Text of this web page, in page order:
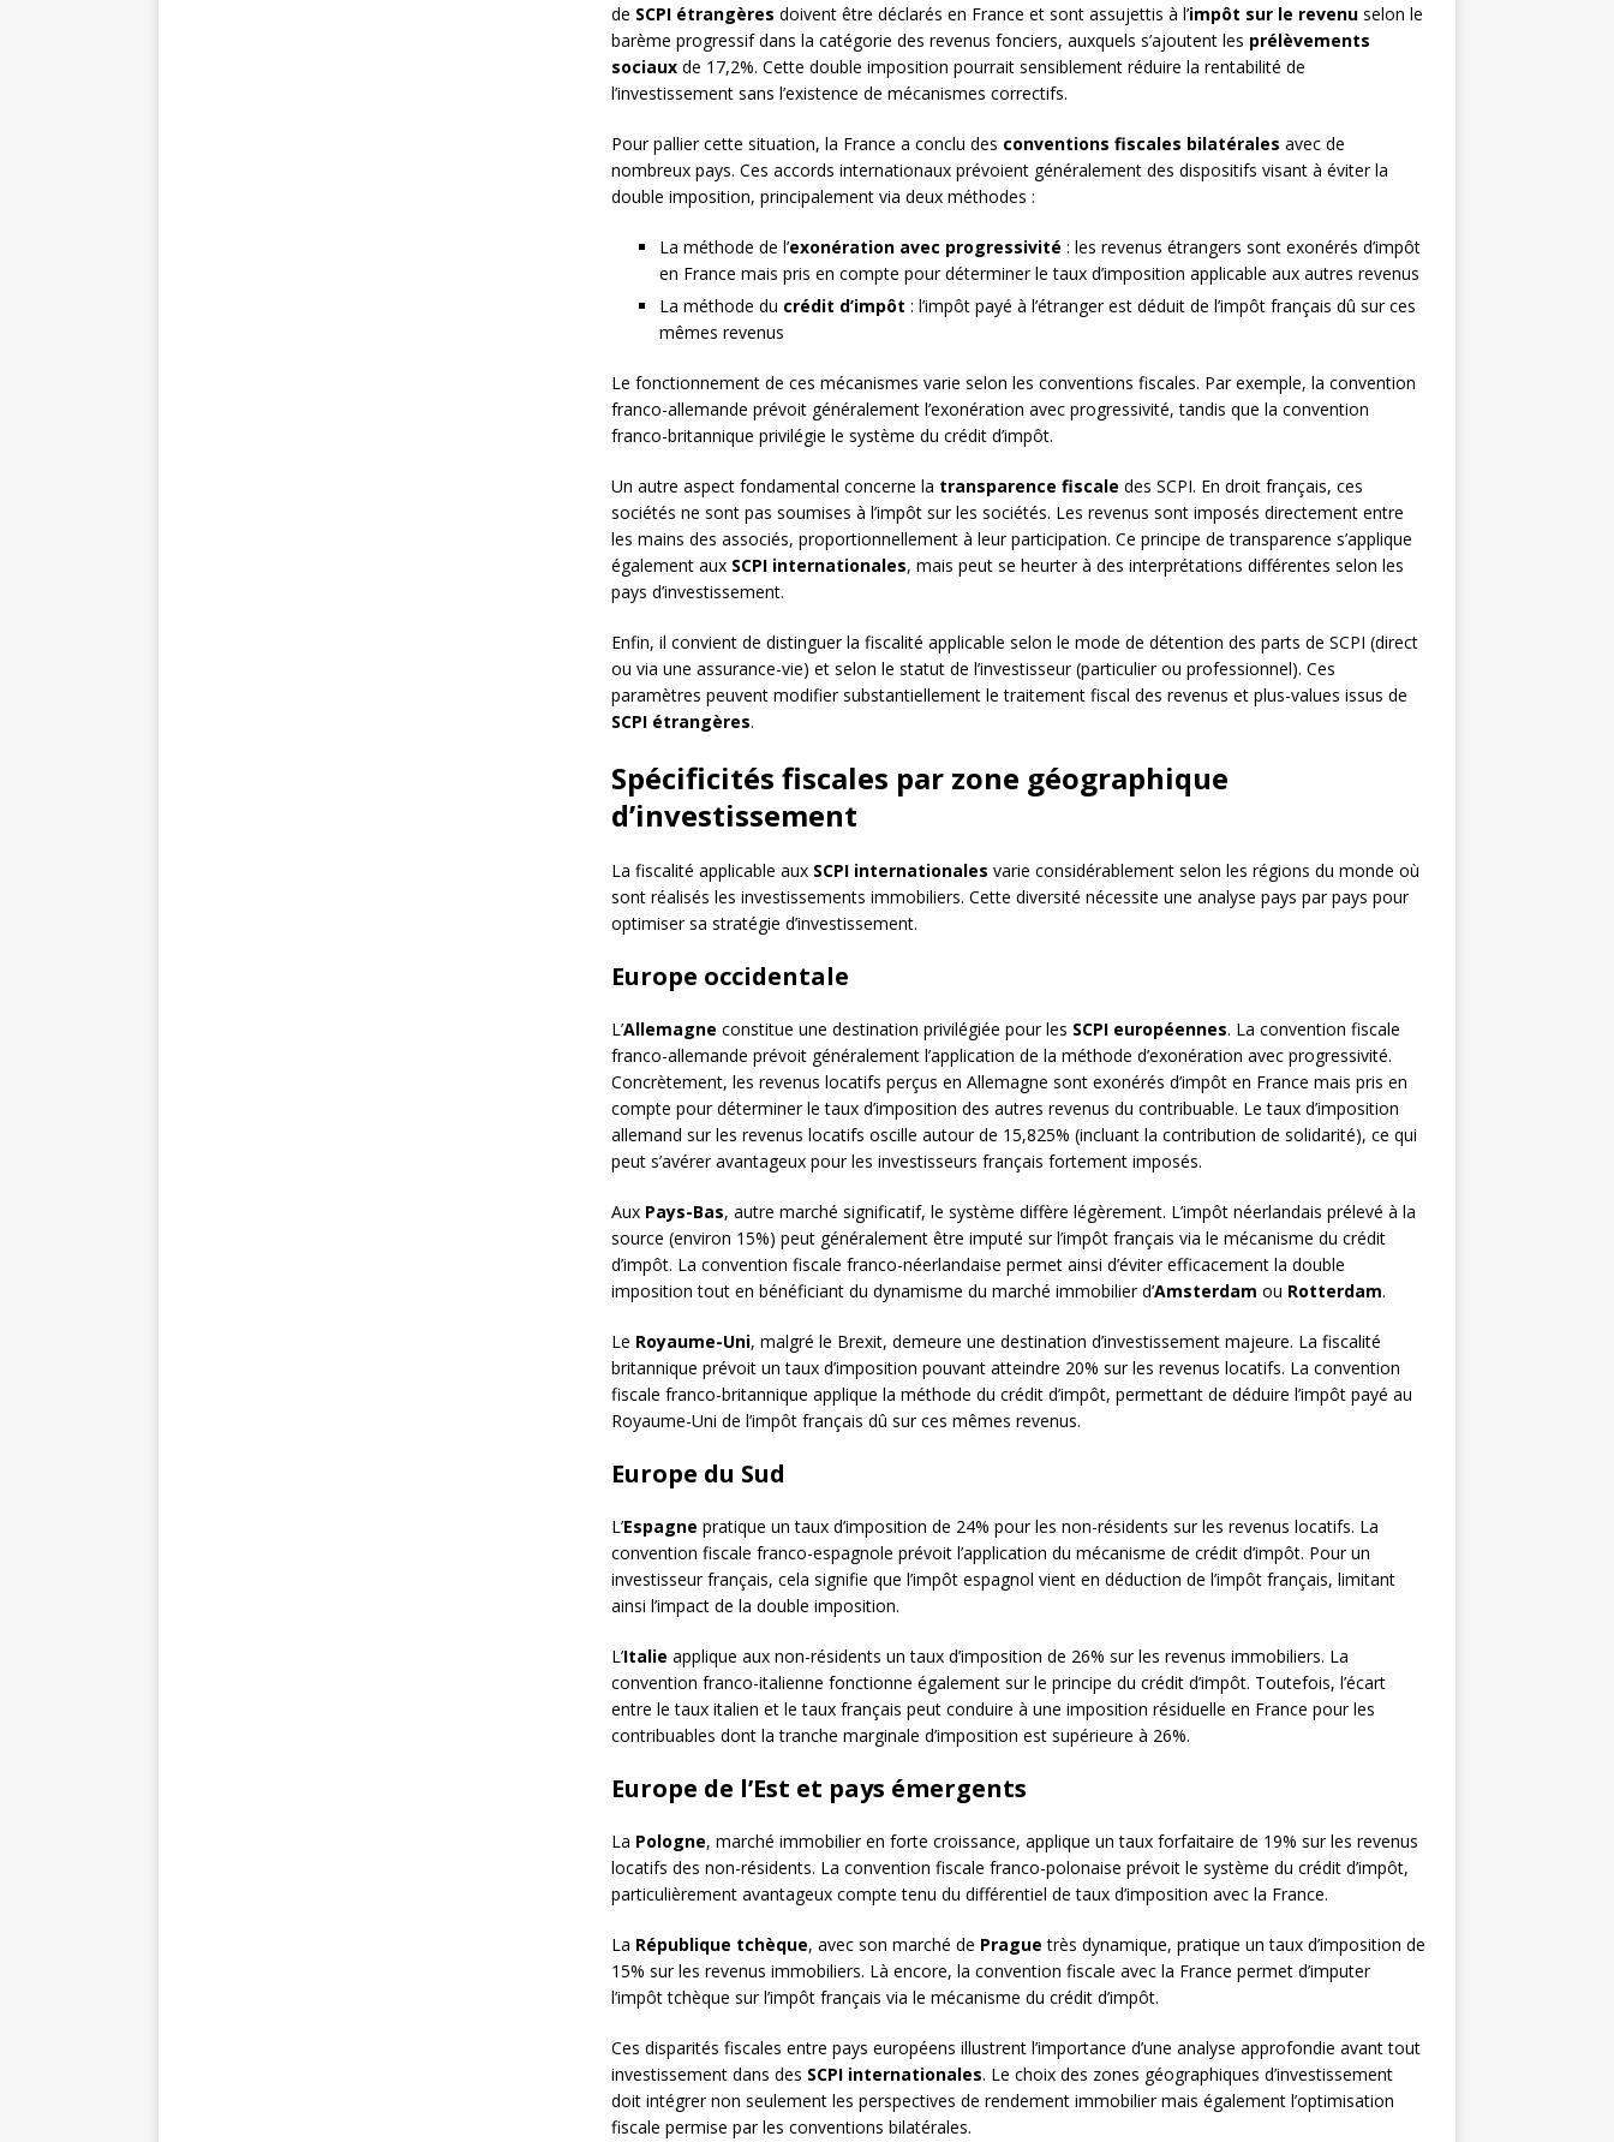
de SCPI étrangères doivent être déclarés en France et sont assujettis à l’impôt sur le revenuselon le
barème progressif dans la catégorie des revenus fonciers, auxquels s’ajoutent les prélèvements
sociauxde 17,2%. Cette double imposition pourrait sensiblement réduire la rentabilité de
l’investissement sans l’existence de mécanismes correctifs.
Pour pallier cette situation, la France a conclu des conventions fiscales bilatérales avec de
nombreux pays. Ces accords internationaux prévoient généralement des dispositifs visant à éviter la
double imposition, principalement via deux méthodes :
La méthode de l’exonération avec progressivité : les revenus étrangers sont exonérés d’impôt
en France mais pris en compte pour déterminer le taux d’imposition applicable aux autres revenus
La méthode du crédit d’impôt : l’impôt payé à l’étranger est déduit de l’impôt français dû sur ces
mêmes revenus
Le fonctionnement de ces mécanismes varie selon les conventions fiscales. Par exemple, la convention
franco-allemande prévoit généralement l’exonération avec progressivité, tandis que la convention
franco-britannique privilégie le système du crédit d’impôt.
Un autre aspect fondamental concerne la transparence fiscale des SCPI. En droit français, ces
sociétés ne sont pas soumises à l’impôt sur les sociétés. Les revenus sont imposés directement entre
les mains des associés, proportionnellement à leur participation. Ce principe de transparence s’applique
également aux SCPI internationales, mais peut se heurter à des interprétations différentes selon les
pays d’investissement.
Enfin, il convient de distinguer la fiscalité applicable selon le mode de détention des parts de SCPI (direct
ou via une assurance-vie) et selon le statut de l’investisseur (particulier ou professionnel). Ces
paramètres peuvent modifier substantiellement le traitement fiscal des revenus et plus-values issus de
SCPI étrangères.
Spécificités fiscales par zone géographique
d’investissement
La fiscalité applicable aux SCPI internationales varie considérablement selon les régions du monde où
sont réalisés les investissements immobiliers. Cette diversité nécessite une analyse pays par pays pour
optimiser sa stratégie d’investissement.
Europe occidentale
L’Allemagne constitue une destination privilégiée pour les SCPI européennes. La convention fiscale
franco-allemande prévoit généralement l’application de la méthode d’exonération avec progressivité.
Concrètement, les revenus locatifs perçus en Allemagne sont exonérés d’impôt en France mais pris en
compte pour déterminer le taux d’imposition des autres revenus du contribuable. Le taux d’imposition
allemand sur les revenus locatifs oscille autour de 15,825% (incluant la contribution de solidarité), ce qui
peut s’avérer avantageux pour les investisseurs français fortement imposés.
Aux Pays-Bas, autre marché significatif, le système diffère légèrement. L’impôt néerlandais prélevé à la
source (environ 15%) peut généralement être imputé sur l’impôt français via le mécanisme du crédit
d’impôt. La convention fiscale franco-néerlandaise permet ainsi d’éviter efficacement la double
imposition tout en bénéficiant du dynamisme du marché immobilier d’Amsterdam ou Rotterdam.
Le Royaume-Uni, malgré le Brexit, demeure une destination d’investissement majeure. La fiscalité
britannique prévoit un taux d’imposition pouvant atteindre 20% sur les revenus locatifs. La convention
fiscale franco-britannique applique la méthode du crédit d’impôt, permettant de déduire l’impôt payé au
Royaume-Uni de l’impôt français dû sur ces mêmes revenus.
Europe du Sud
L’Espagne pratique un taux d’imposition de 24% pour les non-résidents sur les revenus locatifs. La
convention fiscale franco-espagnole prévoit l’application du mécanisme de crédit d’impôt. Pour un
investisseur français, cela signifie que l’impôt espagnol vient en déduction de l’impôt français, limitant
ainsi l’impact de la double imposition.
L’Italie applique aux non-résidents un taux d’imposition de 26% sur les revenus immobiliers. La
convention franco-italienne fonctionne également sur le principe du crédit d’impôt. Toutefois, l’écart
entre le taux italien et le taux français peut conduire à une imposition résiduelle en France pour les
contribuables dont la tranche marginale d’imposition est supérieure à 26%.
Europe de l’Est et pays émergents
La Pologne, marché immobilier en forte croissance, applique un taux forfaitaire de 19% sur les revenus
locatifs des non-résidents. La convention fiscale franco-polonaise prévoit le système du crédit d’impôt,
particulièrement avantageux compte tenu du différentiel de taux d’imposition avec la France.
La République tchèque, avec son marché de Prague très dynamique, pratique un taux d’imposition de
15% sur les revenus immobiliers. Là encore, la convention fiscale avec la France permet d’imputer
l’impôt tchèque sur l’impôt français via le mécanisme du crédit d’impôt.
Ces disparités fiscales entre pays européens illustrent l’importance d’une analyse approfondie avant tout
investissement dans des SCPI internationales. Le choix des zones géographiques d’investissement
doit intégrer non seulement les perspectives de rendement immobilier mais également l’optimisation
fiscale permise par les conventions bilatérales.